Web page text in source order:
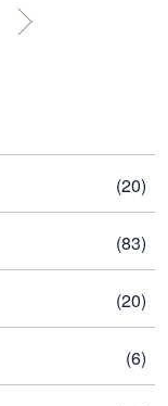
(20)
(83)
(20)
(6)